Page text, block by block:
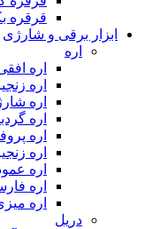
قرقره
ابزار برقی و شارژی
اره
اره
اره
اره
اره
اره
اره
اره
اره
اره
دریل